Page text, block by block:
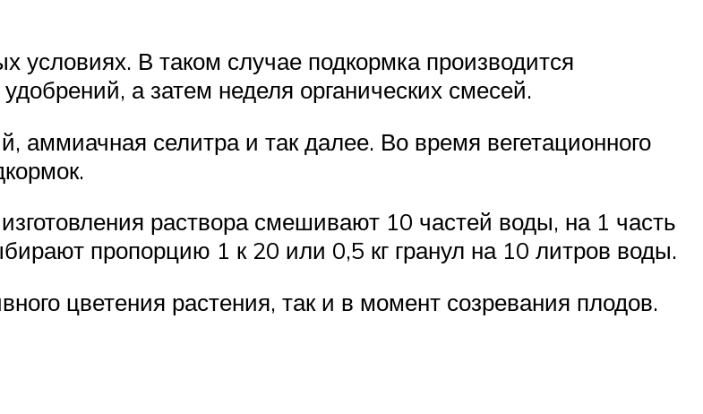
В таком случае подкормка производится
а затем неделя органических смесей.
аммиачная селитра и так далее. Во время вегетационного
раствора смешивают 10 частей воды, на 1 часть
пропорцию 1 к 20 или 0,5 кг гранул на 10 литров воды.
цветения растения, так и в момент созревания плодов.